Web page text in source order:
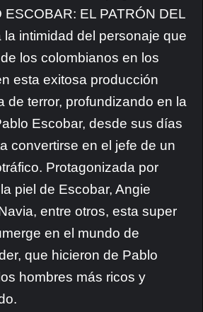
EL PATRÓN DEL
la intimidad del personaje que
los colombianos en los
esta exitosa producción
de terror, profundizando en la
Escobar, desde sus días
convertirse en el jefe de un
Protagonizada por
piel de Escobar, Angie
entre otros, esta super
en el mundo de
que hicieron de Pablo
hombres más ricos y